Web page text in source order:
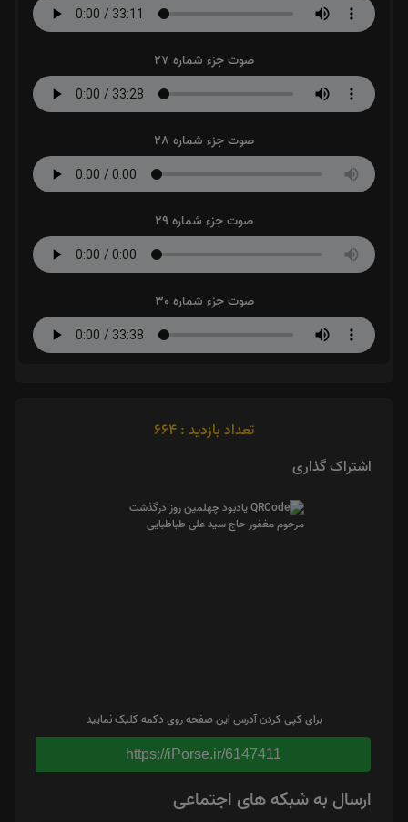
صوت جزء شماره 27
صوت جزء شماره 28
صوت جزء شماره 29
صوت جزء شماره 30
https://iPorse.ir/6147411
ارسال به شبکه های اجتماعی